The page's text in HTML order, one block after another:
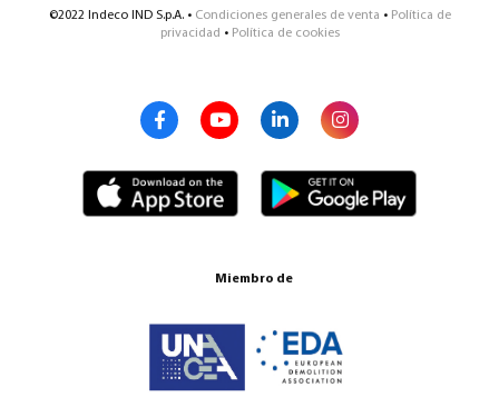
©2022 Indeco IND S.p.A. • Condiciones generales de venta • Política de
privacidad • Política de cookies
Miembro de